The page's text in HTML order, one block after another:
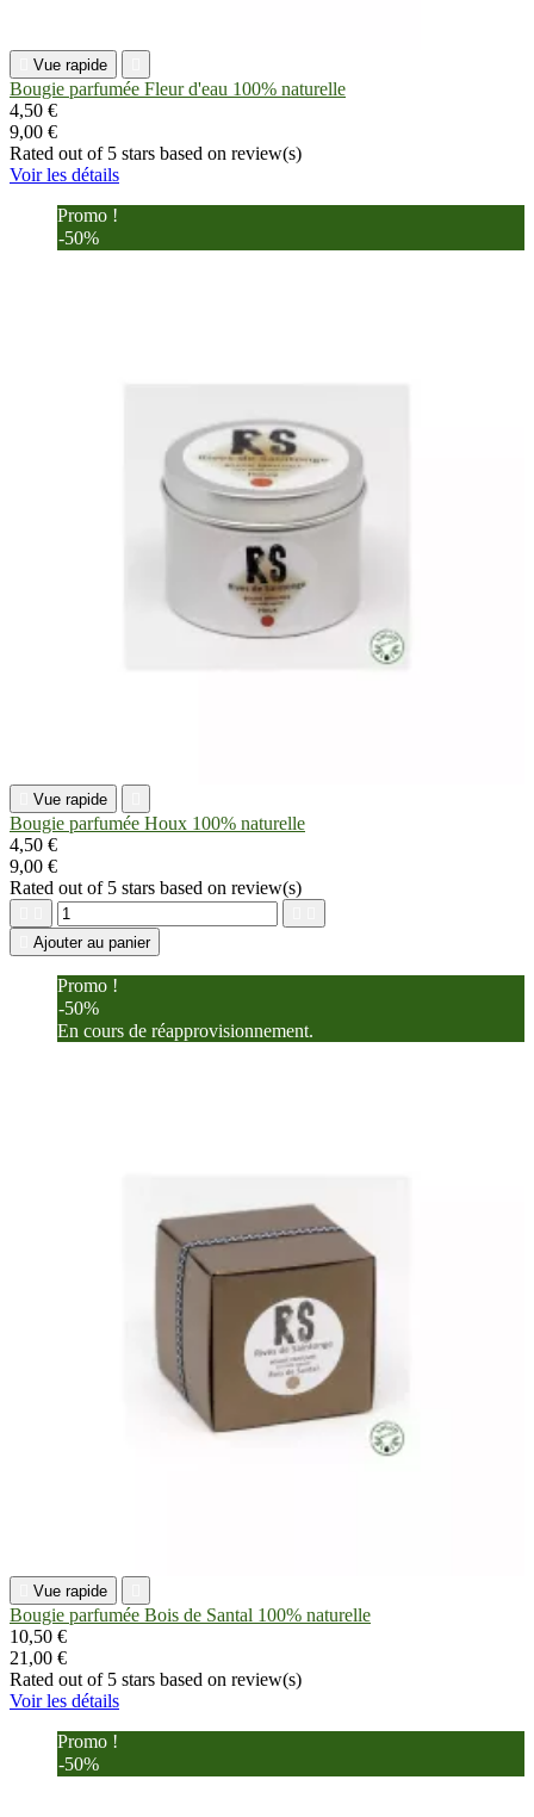
Vue rapide
Bougie parfumée Fleur d'eau 100% naturelle
4,50 €
9,00 €
Rated out of 5 stars based on review(s)
Voir les détails
Promo !
-50%
Vue rapide
Bougie parfumée Houx 100% naturelle
4,50 €
9,00 €
Rated out of 5 stars based on review(s)
Ajouter au panier
Promo !
-50%
En cours de réapprovisionnement.
Vue rapide
Bougie parfumée Bois de Santal 100% naturelle
10,50 €
21,00 €
Rated out of 5 stars based on review(s)
Voir les détails
Promo !
-50%